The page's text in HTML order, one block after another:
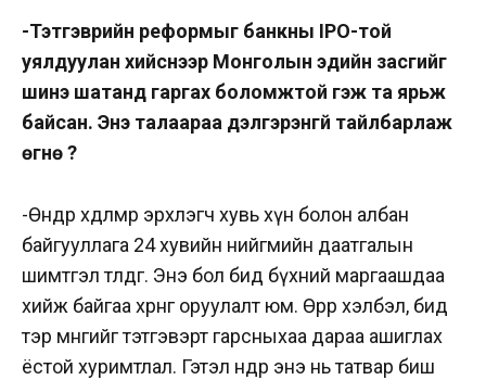
-Тэтгэврийн реформыг банкны IPO-той
уялдуулан хийснээр Монголын эдийн засгийг
шинэ шатанд гаргах боломжтой гэж та ярьж
байсан. Энэ талаараа дэлгэрэнгүй тайлбарлаж
өгнө үү?
-Өнөөдөр хөдөлмөр эрхлэгч хувь хүн болон албан
байгууллага 24 хувийн нийгмийн даатгалын
шимтгэл төлдөг. Энэ бол бид бүхний маргаашдаа
хийж байгаа хөрөнгө оруулалт юм. Өөрөөр хэлбэл, бид
тэр мөнгийг тэтгэвэрт гарсныхаа дараа ашиглах
ёстой хуримтлал. Гэтэл өнөөдөр энэ нь татвар биш